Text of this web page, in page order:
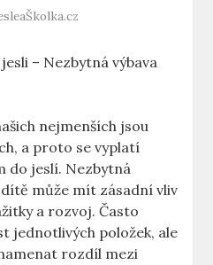
nejmenších jsou
a proto se vyplatí
do jeslí. Nezbytná
může mít zásadní vliv
a rozvoj. Často
jednotlivých položek, ale
rozdíl mezi